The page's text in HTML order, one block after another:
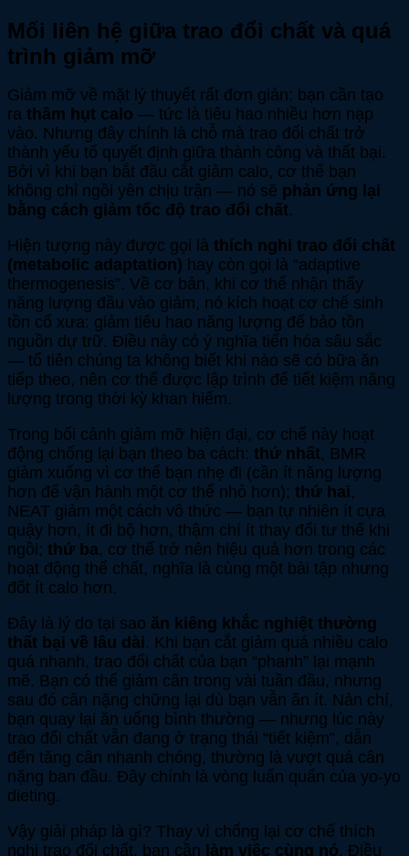
Mối liên hệ giữa trao đổi chất và quá
trình giảm mỡ
Giảm mỡ về mặt lý thuyết rất đơn giản: bạn cần tạo
ra thâm hụt calo — tức là tiêu hao nhiều hơn nạp
vào. Nhưng đây chính là chỗ mà trao đổi chất trở
thành yếu tố quyết định giữa thành công và thất bại.
Bởi vì khi bạn bắt đầu cắt giảm calo, cơ thể bạn
không chỉ ngồi yên chịu trận — nó sẽ phản ứng lại
bằng cách giảm tốc độ trao đổi chất.
Hiện tượng này được gọi là thích nghi trao đổi chất
(metabolic adaptation) hay còn gọi là “adaptive
thermogenesis”. Về cơ bản, khi cơ thể nhận thấy
năng lượng đầu vào giảm, nó kích hoạt cơ chế sinh
tồn cổ xưa: giảm tiêu hao năng lượng để bảo tồn
nguồn dự trữ. Điều này có ý nghĩa tiến hóa sâu sắc
— tổ tiên chúng ta không biết khi nào sẽ có bữa ăn
tiếp theo, nên cơ thể được lập trình để tiết kiệm năng
lượng trong thời kỳ khan hiếm.
Trong bối cảnh giảm mỡ hiện đại, cơ chế này hoạt
động chống lại bạn theo ba cách: thứ nhất, BMR
giảm xuống vì cơ thể bạn nhẹ đi (cần ít năng lượng
hơn để vận hành một cơ thể nhỏ hơn); thứ hai,
NEAT giảm một cách vô thức — bạn tự nhiên ít cựa
quậy hơn, ít đi bộ hơn, thậm chí ít thay đổi tư thế khi
ngồi; thứ ba, cơ thể trở nên hiệu quả hơn trong các
hoạt động thể chất, nghĩa là cùng một bài tập nhưng
đốt ít calo hơn.
Đây là lý do tại sao ăn kiêng khắc nghiệt thường
thất bại về lâu dài. Khi bạn cắt giảm quá nhiều calo
quá nhanh, trao đổi chất của bạn “phanh” lại mạnh
mẽ. Bạn có thể giảm cân trong vài tuần đầu, nhưng
sau đó cân nặng chững lại dù bạn vẫn ăn ít. Nản chí,
bạn quay lại ăn uống bình thường — nhưng lúc này
trao đổi chất vẫn đang ở trạng thái “tiết kiệm”, dẫn
đến tăng cân nhanh chóng, thường là vượt quá cân
nặng ban đầu. Đây chính là vòng luẩn quẩn của yo-yo
dieting.
Vậy giải pháp là gì? Thay vì chống lại cơ chế thích
nghi trao đổi chất, bạn cần làm việc cùng nó. Điều